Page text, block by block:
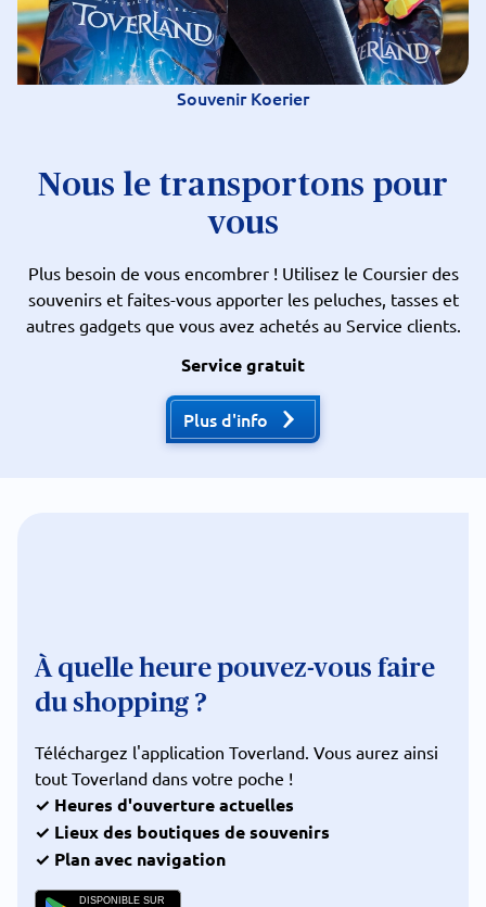
Souvenir Koerier
Nous le transportons pour
vous
Plus besoin de vous encombrer ! Utilisez le Coursier des
souvenirs et faites-vous apporter les peluches, tasses et
autres gadgets que vous avez achetés au Service clients.
Service gratuit
Plus d'info
À quelle heure pouvez-vous faire
du shopping ?
Téléchargez l'application Toverland. Vous aurez ainsi
tout Toverland dans votre poche !
✓ Heures d'ouverture actuelles
✓ Lieux des boutiques de souvenirs
✓ Plan avec navigation
DISPONIBLE SUR